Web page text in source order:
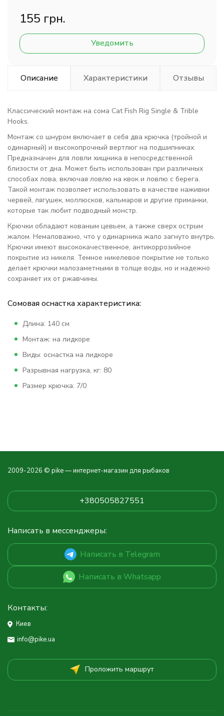
155 грн.
Уведомить
Описание Характеристики Отзывы
Классический монтаж на сома Cat Fish Rig Single & Trible
Hooks.
Монтаж со шнуром включает в себя два крючка (тройной и
одинарный) и высокопрочный вертлюг на подшипниках.
Предназначен для ловли хищника в непосредственной
близости от дна. Может быть использован при различных
способах лова, включая ловлю на квок и ловлю с берега.
Такой монтаж позволяет использовать в качестве наживки
червей, лягушек, моллюсков, кальмаров и другие приманки,
которые так любит подводный монстр.
Крючки обладают кованым цевьем, а также сверх острым
жалом. Немаловажно, что у одинарника жало загнуто внутрь.
Крючки имеют высококачественное, антикоррозийное
покрытие из никеля. Темное никелевое покрытие не только
делает крючки малозаметными в толще воды, но и надежно
сохраняет их от ржавчины.
Сомовая оснастка характеристика:
Длина: 140 см
Монтаж: на лидкоре
Виды: оснастка на лидкоре
Разрывная нагрузка, кг: 80
Размер крючка: 7/0
2009-2026 © pike — интернет-магазин для рыбаков
+380505827551
Написать в мессенджеры:
Написать в Telegram
Написать в Whatsapp
Контакты:
Киев
info@pike.ua
Проложить маршрут